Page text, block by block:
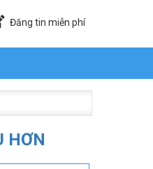
Đăng tin miễn phí
HƠN